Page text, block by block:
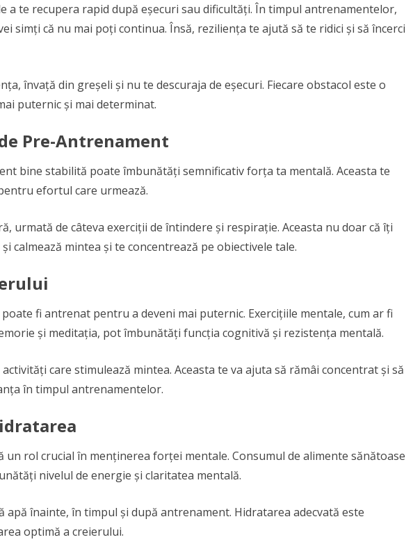
a te recupera rapid după eșecuri sau dificultăți. În timpul antrenamentelor,
simți că nu mai poți continua. Însă, reziliența te ajută să te ridici și să încerci
învață din greșeli și nu te descuraja de eșecuri. Fiecare obstacol este o
puternic și mai determinat.
Pre-Antrenament
bine stabilită poate îmbunătăți semnificativ forța ta mentală. Aceasta te
efortul care urmează.
urmată de câteva exerciții de întindere și respirație. Aceasta nu doar că îți
calmează mintea și te concentrează pe obiectivele tale.
fi antrenat pentru a deveni mai puternic. Exercițiile mentale, cum ar fi
și meditația, pot îmbunătăți funcția cognitivă și rezistența mentală.
care stimulează mintea. Aceasta te va ajuta să rămâi concentrat și să
în timpul antrenamentelor.
rol crucial în menținerea forței mentale. Consumul de alimente sănătoase
nivelul de energie și claritatea mentală.
apă înainte, în timpul și după antrenament. Hidratarea adecvată este
optimă a creierului.